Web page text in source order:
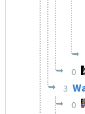
0
3
0